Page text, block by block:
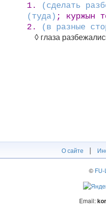
1. (сделать
(туда) ; куржын
2.
(в разные
◊ глаза
О сайте |
©
Email: